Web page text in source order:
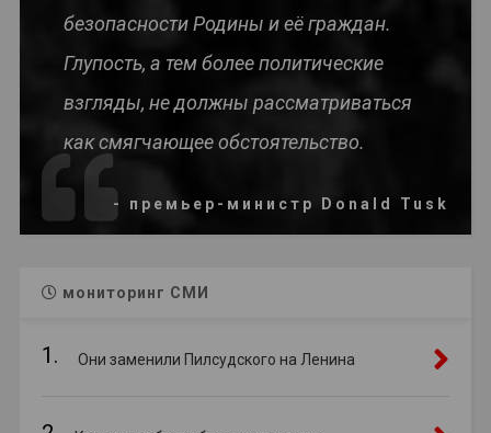
безопасности Родины и её граждан.
Глупость, а тем более политические
взгляды, не должны рассматриваться
как смягчающее обстоятельство.
- премьер-министр Donald Tusk
мониторинг СМИ
1. Они заменили Пилсудского на Ленина